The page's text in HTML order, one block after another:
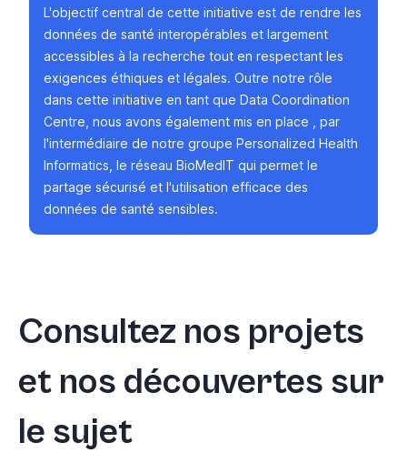
L'objectif central de cette initiative est de rendre les
données de santé interopérables et largement
accessibles à la recherche tout en respectant les
exigences éthiques et légales. Outre notre rôle
dans cette initiative en tant que Data Coordination
Centre, nous avons également mis en place
par
l'intermédiaire de notre groupe Personalized Health
Informatics, le réseau BioMedIT qui permet le
partage sécurisé et l'utilisation efficace des
données de santé sensibles.
Consultez nos projets
et nos découvertes sur
le sujet